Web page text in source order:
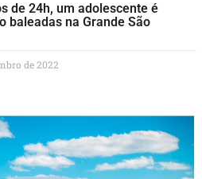
de 24h, um adolescente é
baleadas na Grande São
de 2022